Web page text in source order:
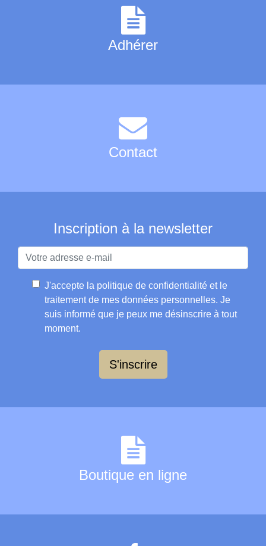
Adhérer
Contact
Inscription à la newsletter
J'accepte la politique de confidentialité et le
traitement de mes données personnelles. Je
suis informé que je peux me désinscrire à tout
moment.
S'inscrire
Boutique en ligne